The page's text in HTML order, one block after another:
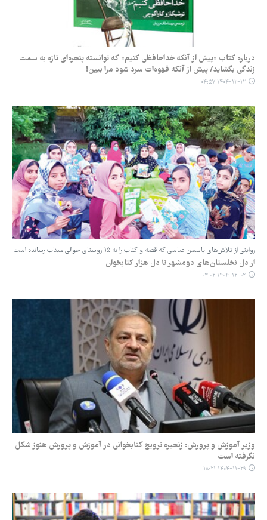
درباره کتاب «پیش از آنکه خداحافظی کنیم» که توانسته پنجره‌ای تازه به سمت
زندگی بگشاید/ پیش از آنکه قهوه‌ات سرد شود مرا ببین!
۱۴۰۴-۱۲-۱۲ ۰۴:۵۷
روایتی از تلاش‌های یاسمن عباسی که قصه و کتاب را به ۱۵ روستای حوالی میناب رسانده است
از دل نخلستان‌های دومشهر تا دل هزار کتابخوان
۱۴۰۴-۱۲-۰۲ ۰۳:۰۲
وزیر آموزش و پرورش: زنجیره ترویج کتابخوانی در آموزش و پرورش هنوز شکل
نگرفته است
۱۴۰۴-۱۱-۲۹ ۱۸:۲۱